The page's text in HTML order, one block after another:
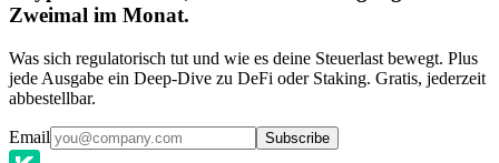
Zweimal im Monat.
Was sich regulatorisch tut und wie es deine Steuerlast bewegt. Plus
jede Ausgabe ein Deep-Dive zu DeFi oder Staking. Gratis, jederzeit
abbestellbar.
Email Subscribe